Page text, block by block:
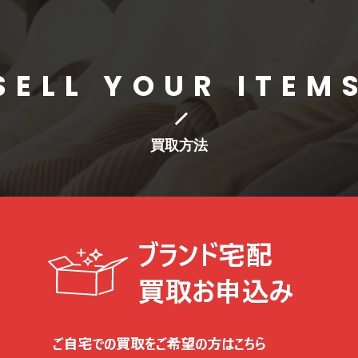
YOUR
買取方法